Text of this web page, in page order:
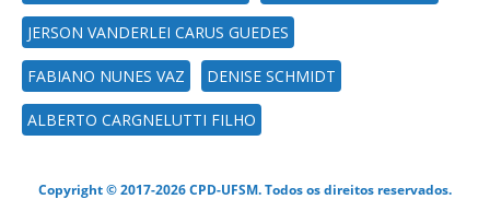
JERSON VANDERLEI CARUS GUEDES
FABIANO NUNES VAZ DENISE SCHMIDT
ALBERTO CARGNELUTTI FILHO
Copyright © 2017-2026 CPD-UFSM. Todos os direitos reservados.